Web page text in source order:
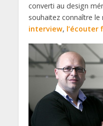
converti au design
souhaitez connaître le
interview, l’écouter